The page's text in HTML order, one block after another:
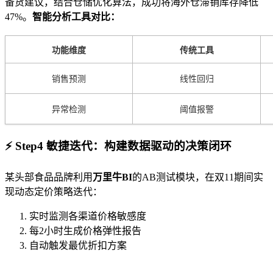
47%。 智能分析工具对比：
功能维度 传统工具
销售预测 线性回归
异常检测 阈值报警
⚡ Step4 敏捷迭代：构建数据驱动的决策闭环
某头部食品品牌利用 万里牛BI的AB测试模块，在双11期间实
现动态定价策略迭代：
实时监测各渠道价格敏感度
每2小时生成价格弹性报告
自动触发最优折扣方案